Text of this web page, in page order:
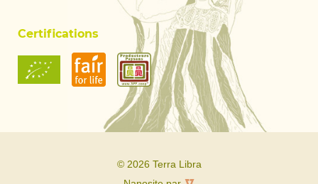
Certifications
© 2026 Terra Libra